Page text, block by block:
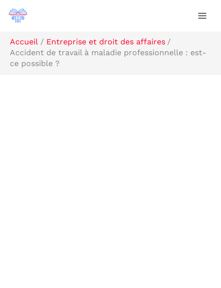
Aller
Accueil
Entreprise et droit des affaires
Accident de travail à maladie professionnelle : est-
ce possible ?
R
e
c
h